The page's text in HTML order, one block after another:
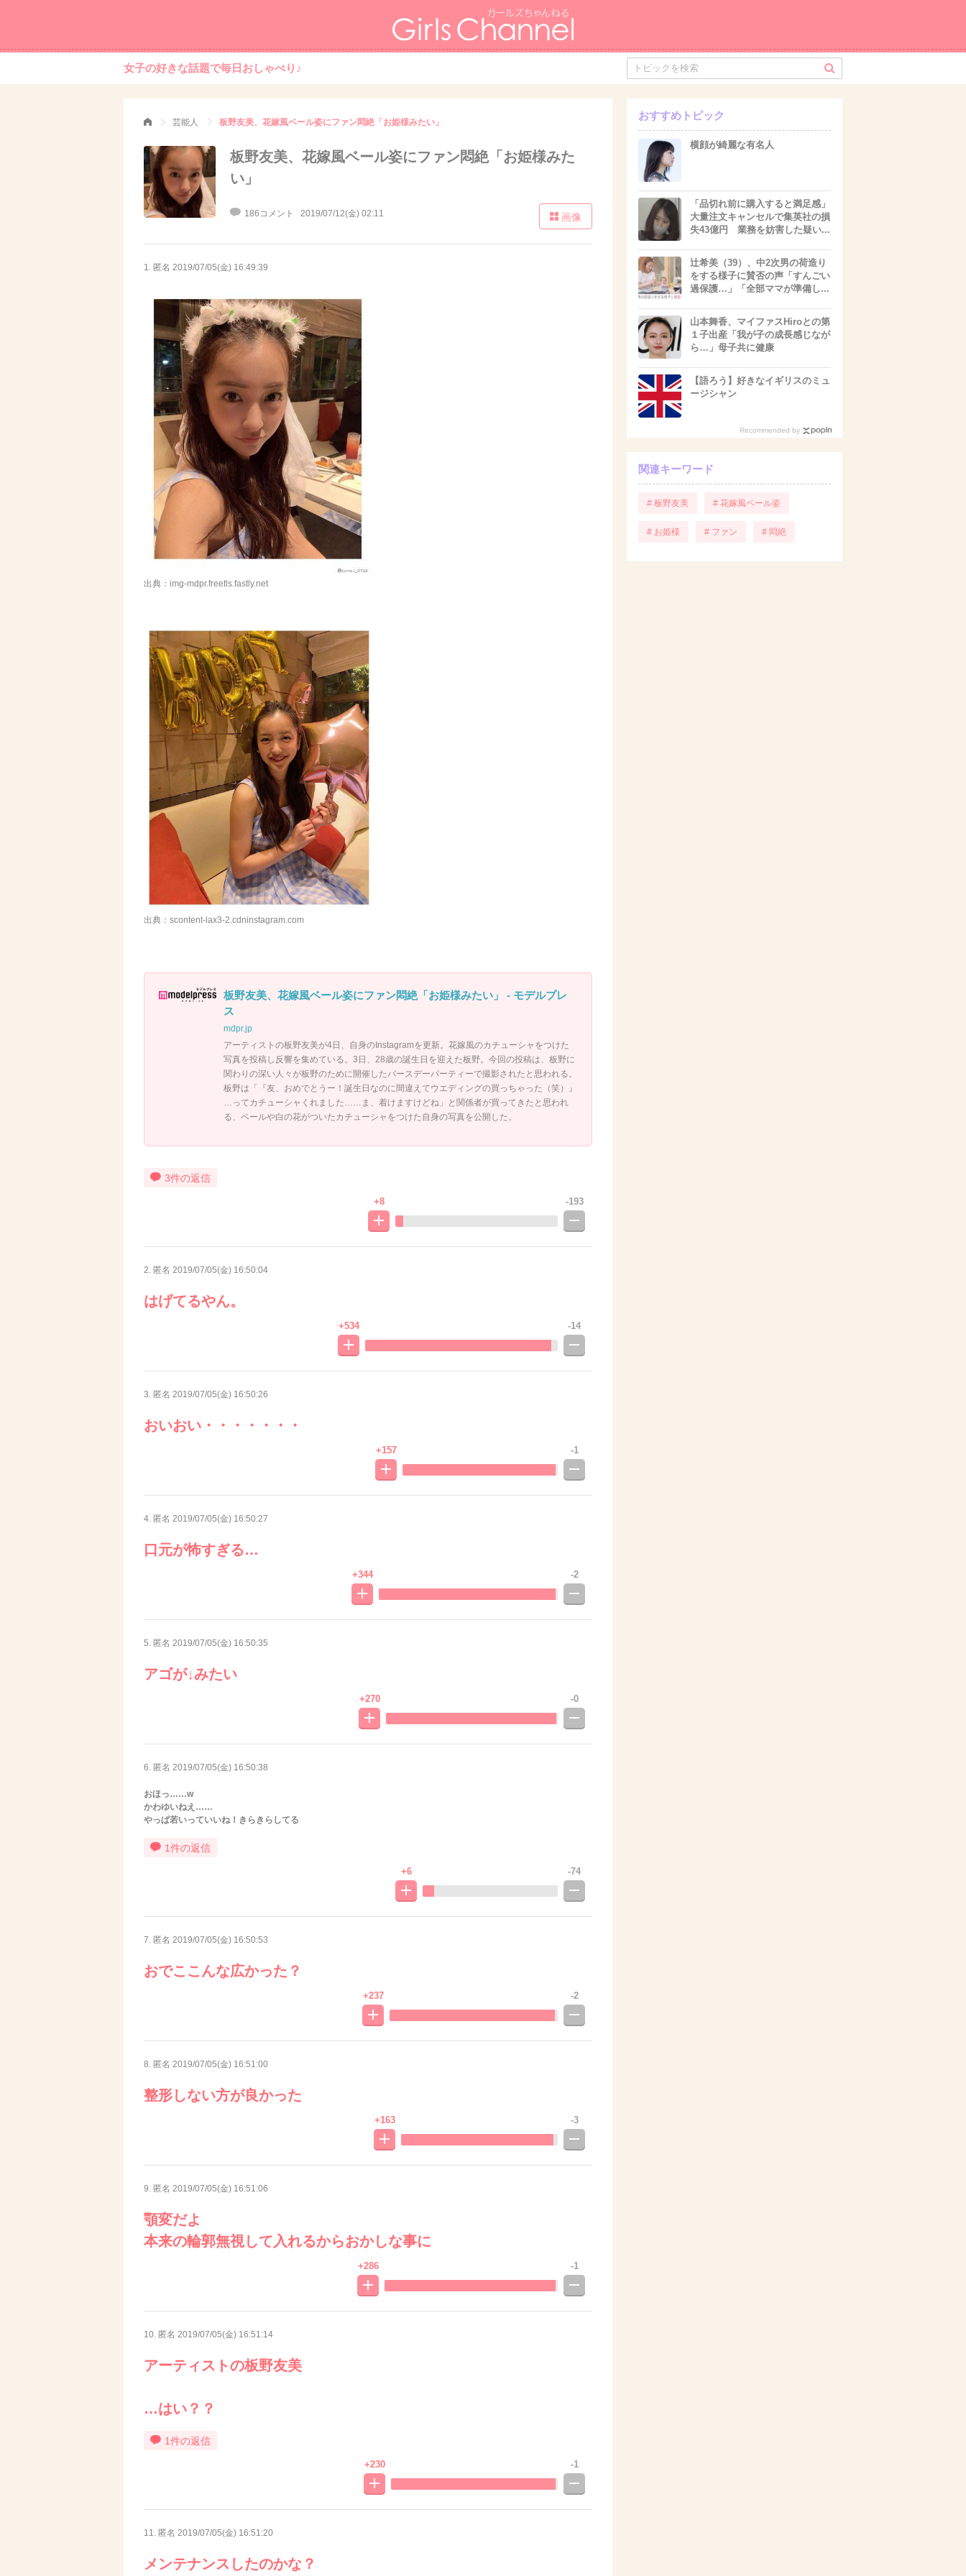
女子の好きな話題で毎日おしゃべり♪
芸能人 板野友美、花嫁風ベール姿にファン悶絶「お姫様みたい」
板野友美、花嫁風ベール姿にファン悶絶「お姫様みた
い」
186コメント 2019/07/12(金) 02:11 画像
1. 匿名 2019/07/05(金) 16:49:39
出典：img-mdpr.freetls.fastly.net
出典：scontent-lax3-2.cdninstagram.com
板野友美、花嫁風ベール姿にファン悶絶「お姫様みたい」 - モデルプレ
ス
mdpr.jp
アーティストの板野友美が4日、自身のInstagramを更新。花嫁風のカチューシャをつけた
写真を投稿し反響を集めている。3日、28歳の誕生日を迎えた板野。今回の投稿は、板野に
関わりの深い人々が板野のために開催したバースデーパーティーで撮影されたと思われる。
板野は「『友、おめでとうー！誕生日なのに間違えてウエディングの買っちゃった（笑）』
…ってカチューシャくれました……ま、着けますけどね」と関係者が買ってきたと思われ
る、ベールや白の花がついたカチューシャをつけた自身の写真を公開した。
3件の返信
+8 -193
2. 匿名 2019/07/05(金) 16:50:04
はげてるやん。
+534 -14
3. 匿名 2019/07/05(金) 16:50:26
おいおい・・・・・・・
+157 -1
4. 匿名 2019/07/05(金) 16:50:27
口元が怖すぎる…
+344 -2
5. 匿名 2019/07/05(金) 16:50:35
アゴが↓みたい
+270 -0
6. 匿名 2019/07/05(金) 16:50:38
おほっ……w
かわゆいねえ……
やっぱ若いっていいね！きらきらしてる
1件の返信
+6 -74
7. 匿名 2019/07/05(金) 16:50:53
おでここんな広かった？
+237 -2
8. 匿名 2019/07/05(金) 16:51:00
整形しない方が良かった
+163 -3
9. 匿名 2019/07/05(金) 16:51:06
顎変だよ
本来の輪郭無視して入れるからおかしな事に
+286 -1
10. 匿名 2019/07/05(金) 16:51:14
アーティストの板野友美
…はい？？
1件の返信
+230 -1
11. 匿名 2019/07/05(金) 16:51:20
メンテナンスしたのかな？
おすすめトピック
横顔が綺麗な有名人
「品切れ前に購入すると満足感」
大量注文キャンセルで集英社の損
失43億円 業務を妨害した疑い...
辻希美（39）、中2次男の荷造り
をする様子に賛否の声「すんごい
過保護…」「全部ママが準備し...
山本舞香、マイファスHiroとの第
１子出産「我が子の成長感じなが
ら…」母子共に健康
【語ろう】好きなイギリスのミュ
ージシャン
Recommended by
関連キーワード
# 板野友美 # 花嫁風ベール姿
# お姫様 # ファン # 悶絶